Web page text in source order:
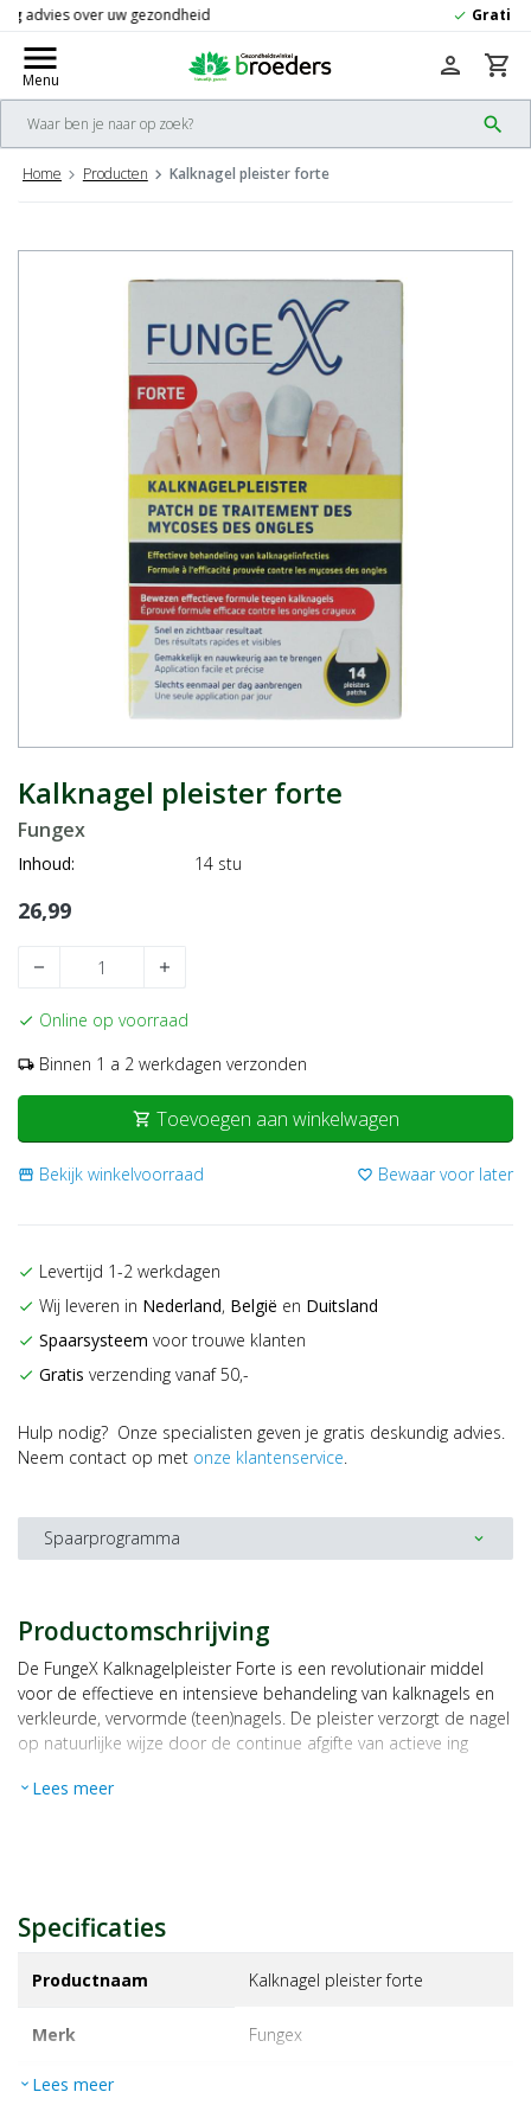
check Gratis
menu
Menu
search
person shopping_cart
Home Producten Kalknagel pleister forte
Kalknagel pleister forte
Fungex
Inhoud: 14 stu
26,99
remove add
check Online op voorraad
local_shipping Binnen 1 a 2 werkdagen verzonden
shopping_cart Toevoegen aan winkelwagen
storefront Bekijk winkelvoorraad favorite_border Bewaar voor later
check Levertijd 1-2 werkdagen
check Wij leveren in Nederland, België en Duitsland
check Spaarsysteem voor trouwe klanten
check Gratis verzending vanaf 50,-
Hulp nodig? Onze specialisten geven je gratis deskundig advies.
Neem contact op met onze klantenservice.
Spaarprogramma expand_more
Productomschrijving
De FungeX Kalknagelpleister Forte is een revolutionair middel
voor de effectieve en intensieve behandeling van kalknagels en
verkleurde, vervormde (teen)nagels. De pleister verzorgt de nagel
op natuurlijke wijze door de continue afgifte van actieve ing
expand_more Lees meer
Specificaties
Productnaam Kalknagel pleister forte
Merk fungex
EAN
expand_more Lees meer